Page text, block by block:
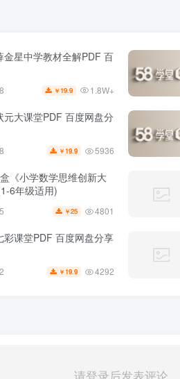
星中学教材全解PDF 百
￥ 19.9 1.8W+
大课堂PDF 百度网盘分
￥ 19.9 5936
《小学数学思维创新大
6年级适用)
￥25 4801
课堂PDF 百度网盘分享
￥ 19.9 4292
请登录后发表评论